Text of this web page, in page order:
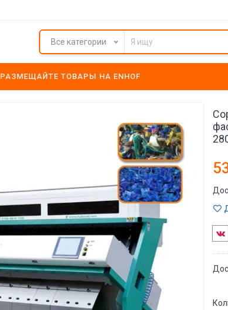
Все категории
РАЗМЕЩАЙТЕ ТОВАРЫ НА ENHOF